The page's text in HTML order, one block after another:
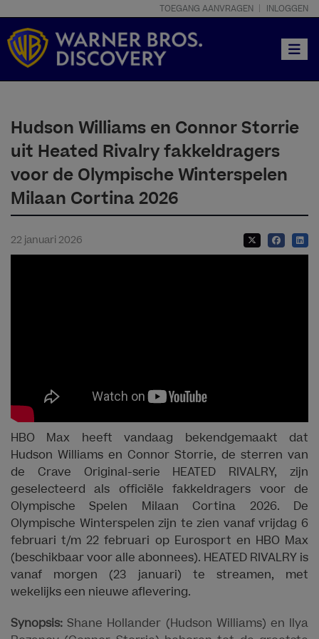
TOEGANG AANVRAGEN INLOGGEN
Hudson Williams en Connor Storrie
uit Heated Rivalry fakkeldragers
voor de Olympische Winterspelen
Milaan Cortina 2026
22 januari 2026
HBO Max heeft vandaag bekendgemaakt dat
Hudson Williams en Connor Storrie, de sterren van
de Crave Original-serie HEATED RIVALRY, zijn
geselecteerd als officiële fakkeldragers voor de
Olympische Spelen Milaan Cortina 2026. De
Olympische Winterspelen zijn te zien vanaf vrijdag 6
februari t/m 22 februari op Eurosport en HBO Max
(beschikbaar voor alle abonnees). HEATED RIVALRY is
vanaf morgen (23 januari) te streamen, met
wekelijks een nieuwe aflevering.
Synopsis: Shane Hollander (Hudson Williams) en Ilya